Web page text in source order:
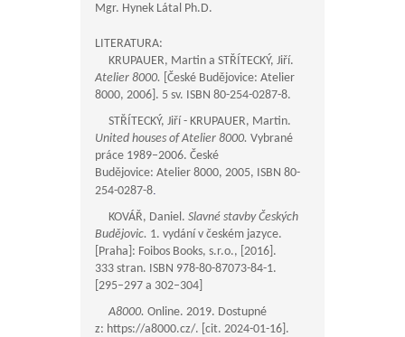
Mgr. Hynek Látal Ph.D.
LITERATURA:
KRUPAUER, Martin a STŘÍTECKÝ, Jiří.
Atelier 8000. [České Budějovice: Atelier
8000, 2006]. 5 sv. ISBN 80-254-0287-8.
STŘÍTECKÝ, Jiří - KRUPAUER, Martin.
United houses of Atelier 8000. Vybrané
práce 1989–2006. České
Budějovice: Atelier 8000, 2005, ISBN 80-
254-0287-8.
KOVÁŘ, Daniel. Slavné stavby Českých
Budějovic. 1. vydání v českém jazyce.
[Praha]: Foibos Books, s.r.o., [2016].
333 stran. ISBN 978-80-87073-84-1.
[295–297 a 302–304]
A8000. Online. 2019. Dostupné
z: https://a8000.cz/. [cit. 2024-01-16].